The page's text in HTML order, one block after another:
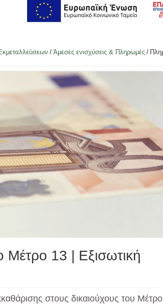
/ Άμεσες ενισχύσεις & Πληρωμές /
Μέτρο 13 | Εξισωτική
στους δικαιούχους του